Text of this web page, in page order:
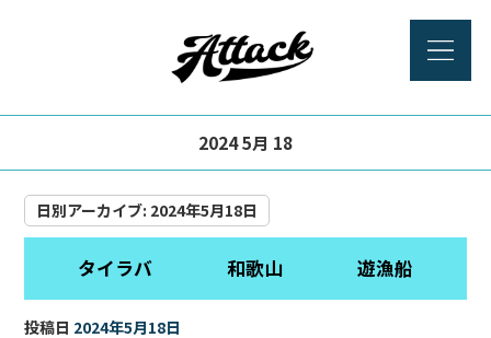
2024 5月 18
日別アーカイブ: 2024年5月18日
タイラバ 和歌山 遊漁船
投稿日 2024年5月18日